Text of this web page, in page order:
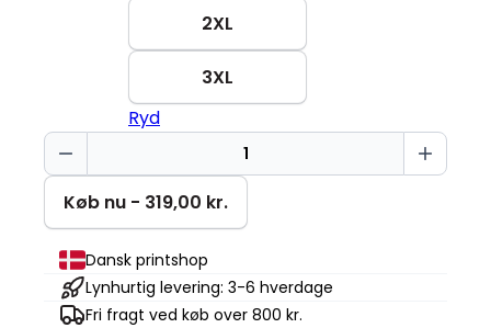
2XL
3XL
Ryd
Sarkasme
Changer
2.0
antal
Køb nu - 319,00 kr.
Dansk printshop
Lynhurtig levering: 3-6 hverdage
Fri fragt ved køb over 800 kr.